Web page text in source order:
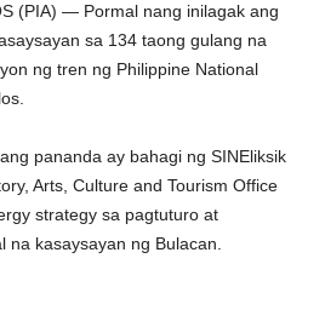
(PIA) — Pormal nang inilagak ang
sa 134 taong gulang na
ng tren ng Philippine National
pananda ay bahagi ng SINEliksik
Arts, Culture and Tourism Office
strategy sa pagtuturo at
na kasaysayan ng Bulacan.